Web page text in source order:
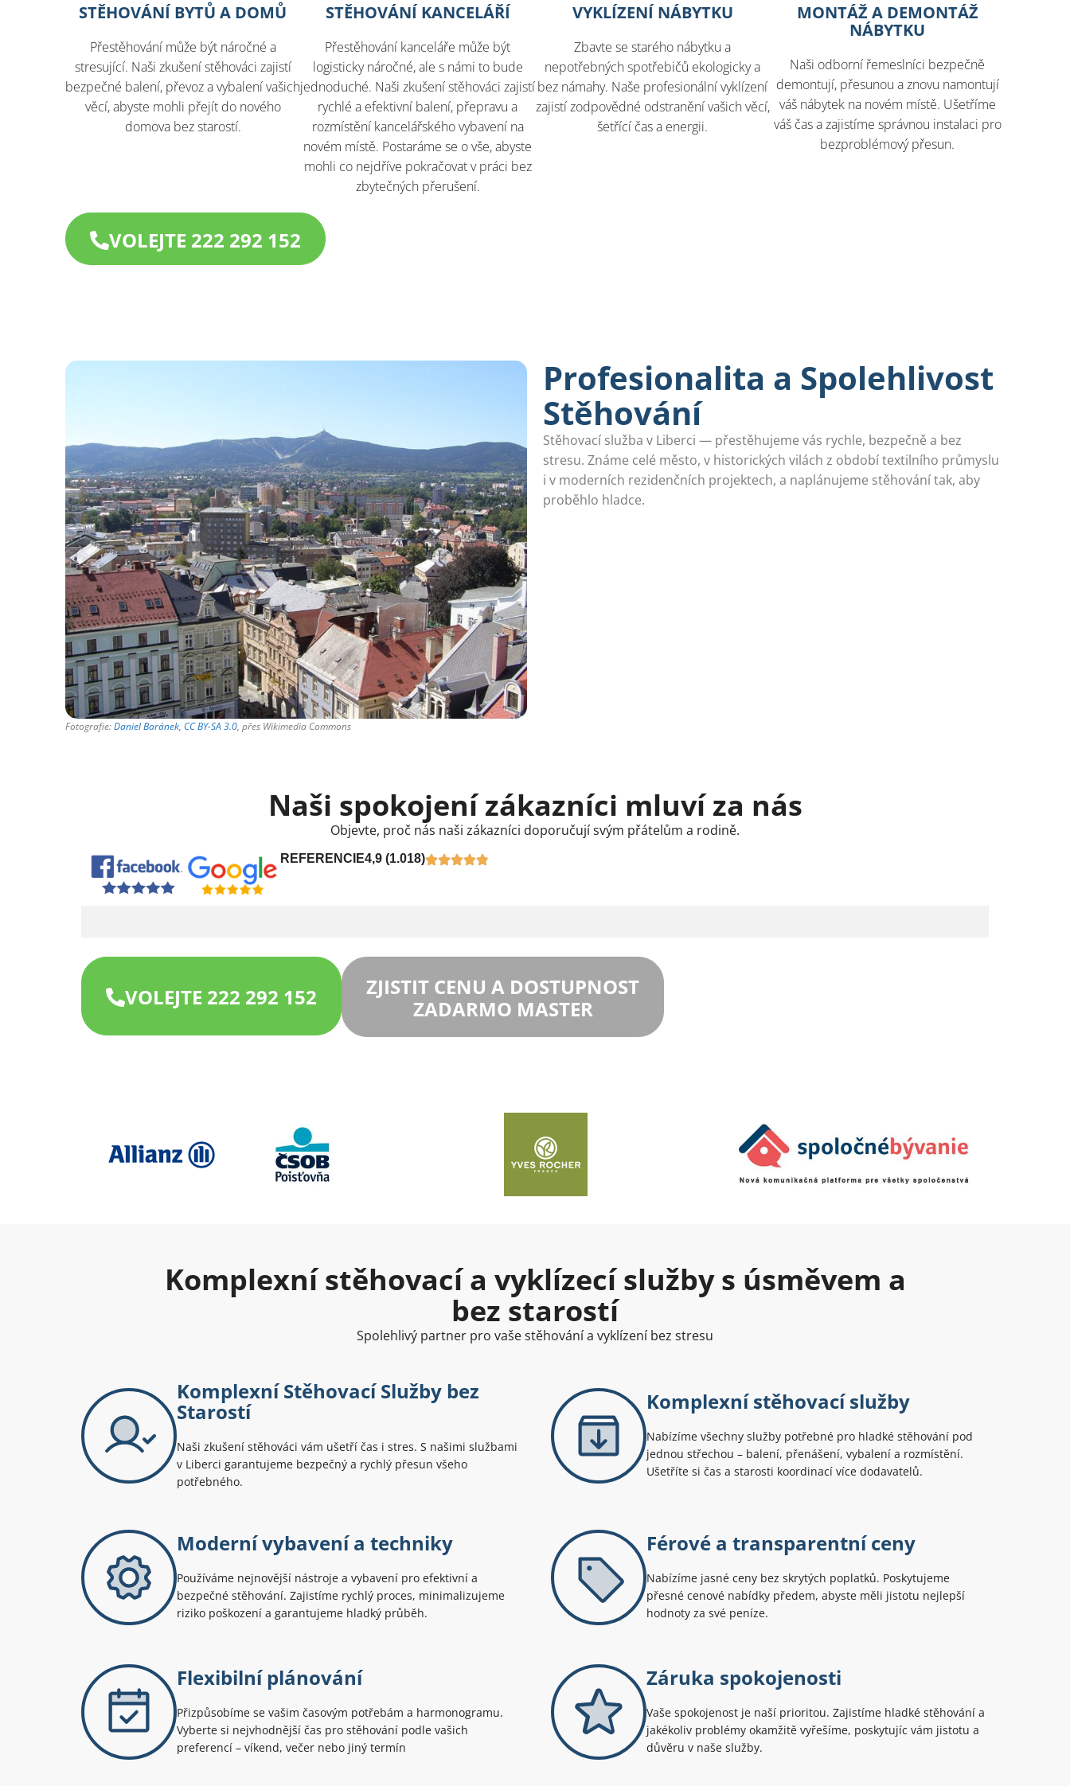
STĚHOVÁNÍ BYTŮ A DOMŮ
Přestěhování může být náročné a
stresující. Naši zkušení stěhováci zajistí
bezpečné balení, převoz a vybalení vašich
věcí, abyste mohli přejít do nového
domova bez starostí.
STĚHOVÁNÍ KANCELÁŘÍ
Přestěhování kanceláře může být
logisticky náročné, ale s námi to bude
jednoduché. Naši zkušení stěhováci zajistí
rychlé a efektivní balení, přepravu a
rozmístění kancelářského vybavení na
novém místě. Postaráme se o vše, abyste
mohli co nejdříve pokračovat v práci bez
zbytečných přerušení.​
VYKLÍZENÍ NÁBYTKU
Zbavte se starého nábytku a
nepotřebných spotřebičů ekologicky a
bez námahy. Naše profesionální vyklízení
zajistí zodpovědné odstranění vašich věcí,
šetřící čas a energii.
MONTÁŽ A DEMONTÁŽ
NÁBYTKU
Naši odborní řemeslníci bezpečně
demontují, přesunou a znovu namontují
váš nábytek na novém místě. Ušetříme
váš čas a zajistíme správnou instalaci pro
bezproblémový přesun.
VOLEJTE 222 292 152
Fotografie:Daniel Baránek, CC BY-SA 3.0, přes Wikimedia Commons
Profesionalita a Spolehlivost
Stěhování
Stěhovací služba v Liberci — přestěhujeme vás rychle, bezpečně a bez
stresu. Známe celé město, v historických vilách z období textilního průmyslu
i v moderních rezidenčních projektech, a naplánujeme stěhování tak, aby
proběhlo hladce.
Naši spokojení zákazníci mluví za nás
Objevte, proč nás naši zákazníci doporučují svým přátelům a rodině.
REFERENCIE4,9 (1.018)
VOLEJTE 222 292 152
ZJISTIT CENU A DOSTUPNOST
ZADARMO MASTER
Komplexní stěhovací a vyklízecí služby s úsměvem a
bez starostí
Spolehlivý partner pro vaše stěhování a vyklízení bez stresu
Komplexní Stěhovací Služby bez
Starostí
Naši zkušení stěhováci vám ušetří čas i stres. S našimi službami
v Liberci garantujeme bezpečný a rychlý přesun všeho
potřebného.
Komplexní stěhovací služby
Nabízíme všechny služby potřebné pro hladké stěhování pod
jednou střechou – balení, přenášení, vybalení a rozmístění.
Ušetříte si čas a starosti koordinací více dodavatelů.
Moderní vybavení a techniky
Používáme nejnovější nástroje a vybavení pro efektivní a
bezpečné stěhování. Zajistíme rychlý proces, minimalizujeme
riziko poškození a garantujeme hladký průběh.
Férové a transparentní ceny
Nabízíme jasné ceny bez skrytých poplatků. Poskytujeme
přesné cenové nabídky předem, abyste měli jistotu nejlepší
hodnoty za své peníze.
Flexibilní plánování
Přizpůsobíme se vašim časovým potřebám a harmonogramu.
Vyberte si nejvhodnější čas pro stěhování podle vašich
preferencí – víkend, večer nebo jiný termín
Záruka spokojenosti
Vaše spokojenost je naší prioritou. Zajistíme hladké stěhování a
jakékoliv problémy okamžitě vyřešíme, poskytujíc vám jistotu a
důvěru v naše služby.